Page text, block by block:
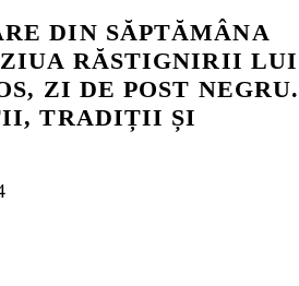
DIN SĂPTĂMÂNA
RĂSTIGNIRII LUI
ZI DE POST NEGRU.
TRADIȚII ȘI